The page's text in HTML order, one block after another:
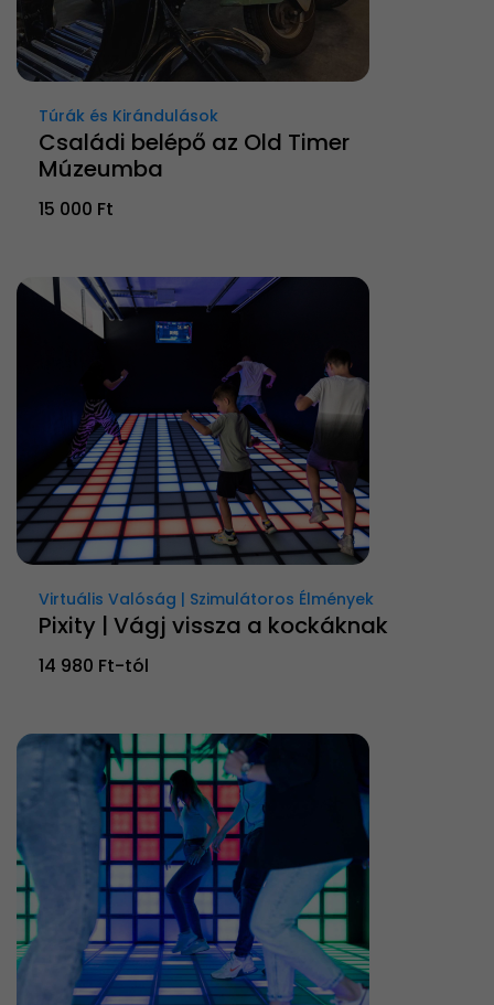
Túrák és Kirándulások
Családi belépő az Old Timer
Múzeumba
15 000 Ft
Virtuális Valóság | Szimulátoros Élmények
Pixity | Vágj vissza a kockáknak
14 980 Ft-tól